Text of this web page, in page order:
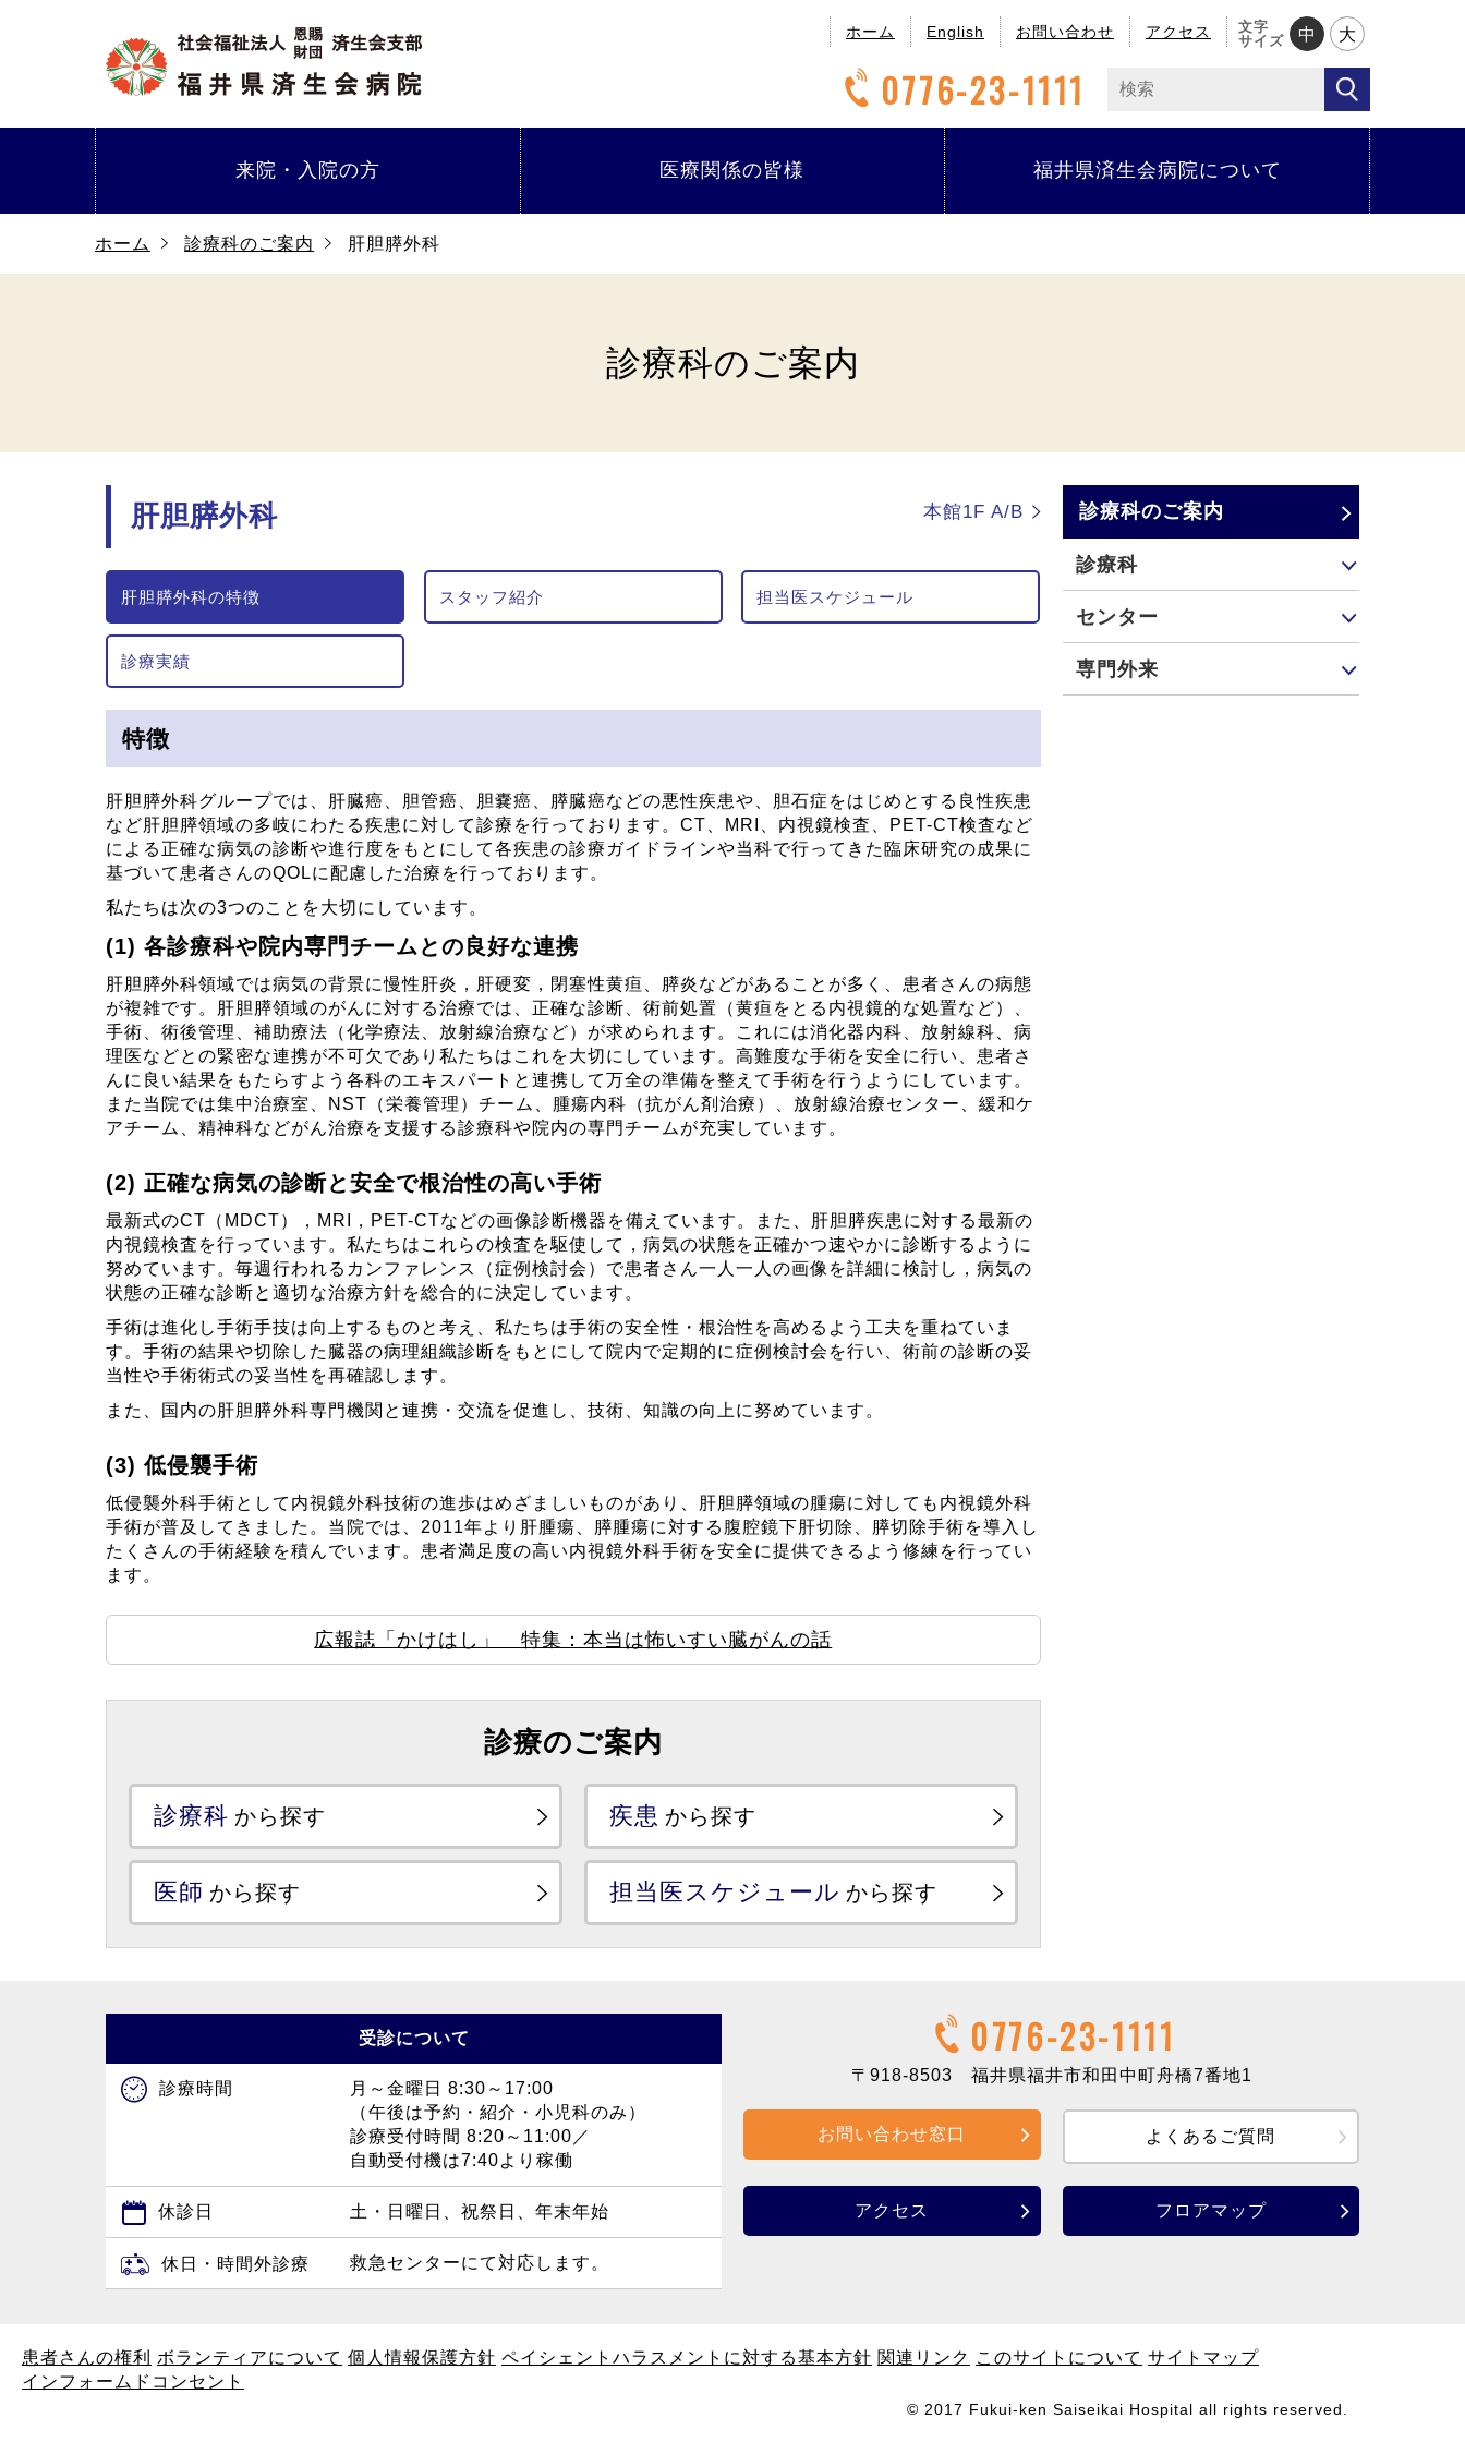
ホーム English お問い合わせ アクセス
文字
サイズ
中 大
0776-23-1111
来院・ 入院の方 医療関係の皆様 福井県済生会病院について
ホーム 診療科のご案内 肝胆膵外科
診療科のご案内
肝胆膵外科 本館1F A/B
肝胆膵外科の特徴 スタッフ紹介 担当医スケジュール
診療実績
特徴
肝胆膵外科グループでは、肝臓癌、胆管癌、胆嚢癌、膵臓癌などの悪性疾患や、胆石症をはじめとする良性疾患
など肝胆膵領域の多岐にわたる疾患に対して診療を行っております。CT、MRI、内視鏡検査、PET-CT検査など
による正確な病気の診断や進行度をもとにして各疾患の診療ガイドラインや当科で行ってきた臨床研究の成果に
基づいて患者さんのQOLに配慮した治療を行っております。
私たちは次の3つのことを大切にしています。
各診療科や院内専門チームとの良好な連携
肝胆膵外科領域では病気の背景に慢性肝炎，肝硬変，閉塞性黄疸、膵炎などがあることが多く、患者さんの病態
が複雑です。肝胆膵領域のがんに対する治療では、正確な診断、術前処置（黄疸をとる内視鏡的な処置など）、
手術、術後管理、補助療法（化学療法、放射線治療など）が求められます。これには消化器内科、放射線科、病
理医などとの緊密な連携が不可欠であり私たちはこれを大切にしています。高難度な手術を安全に行い、患者さ
んに良い結果をもたらすよう各科のエキスパートと連携して万全の準備を整えて手術を行うようにしています。
また当院では集中治療室、NST（栄養管理）チーム、腫瘍内科（抗がん剤治療）、放射線治療センター、緩和ケ
アチーム、精神科などがん治療を支援する診療科や院内の専門チームが充実しています。
正確な病気の診断と安全で根治性の高い手術
最新式のCT（MDCT），MRI，PET-CTなどの画像診断機器を備えています。また、肝胆膵疾患に対する最新の
内視鏡検査を行っています。私たちはこれらの検査を駆使して，病気の状態を正確かつ速やかに診断するように
努めています。毎週行われるカンファレンス（症例検討会）で患者さん一人一人の画像を詳細に検討し，病気の
状態の正確な診断と適切な治療方針を総合的に決定しています。
手術は進化し手術手技は向上するものと考え、私たちは手術の安全性・根治性を高めるよう工夫を重ねていま
す。手術の結果や切除した臓器の病理組織診断をもとにして院内で定期的に症例検討会を行い、術前の診断の妥
当性や手術術式の妥当性を再確認します。
また、国内の肝胆膵外科専門機関と連携・交流を促進し、技術、知識の向上に努めています。
低侵襲手術
低侵襲外科手術として内視鏡外科技術の進歩はめざましいものがあり、肝胆膵領域の腫瘍に対しても内視鏡外科
手術が普及してきました。当院では、2011年より肝腫瘍、膵腫瘍に対する腹腔鏡下肝切除、膵切除手術を導入し
たくさんの手術経験を積んでいます。患者満足度の高い内視鏡外科手術を安全に提供できるよう修練を行ってい
ます。
広報誌「かけはし」 特集：本当は怖いすい臓がんの話
診療のご案内
診療科 から探す 疾患 から探す
医師 から探す 担当医スケジュール から探す
診療科のご案内
診療科
センター
専門外来
受診について
診療時間
月～金曜日 8:30～17:00
（午後は予約・紹介・小児科のみ）
診療受付時間 8:20～11:00／
自動受付機は7:40より稼働
休診日 土・日曜日、祝祭日、年末年始
休日・時間外診療 救急センターにて対応します。
0776-23-1111
〒918-8503 福井県福井市和田中町舟橋7番地1
お問い合わせ窓口 よくあるご質問
アクセス フロアマップ
患者さんの権利 ボランティアについて 個人情報保護方針 ペイシェントハラスメントに対する基本方針 関連リンク このサイトについて サイトマップ
インフォームドコンセント
© 2017 Fukui-ken Saiseikai Hospital all rights reserved.